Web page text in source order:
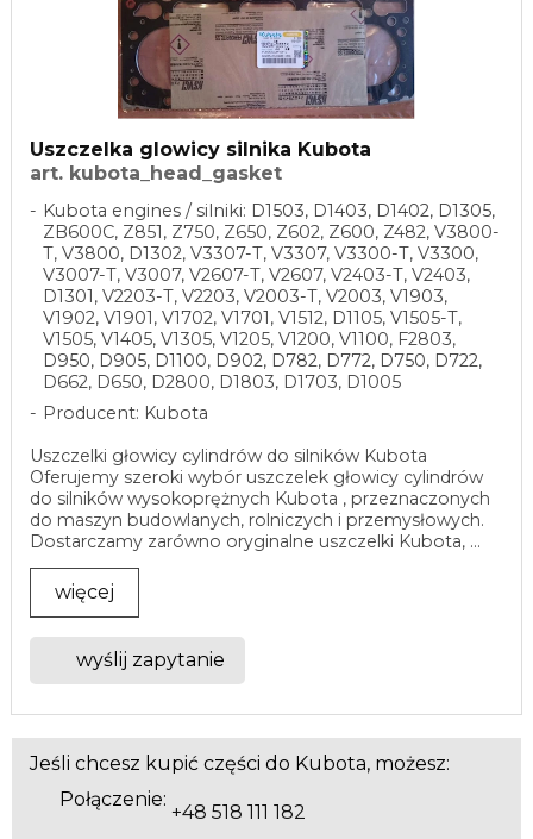
Uszczelka glowicy silnika Kubota
art. kubota_head_gasket
Kubota engines / silniki: D1503, D1403, D1402, D1305,
ZB600C, Z851, Z750, Z650, Z602, Z600, Z482, V3800-
T, V3800, D1302, V3307-T, V3307, V3300-T, V3300,
V3007-T, V3007, V2607-T, V2607, V2403-T, V2403,
D1301, V2203-T, V2203, V2003-T, V2003, V1903,
V1902, V1901, V1702, V1701, V1512, D1105, V1505-T,
V1505, V1405, V1305, V1205, V1200, V1100, F2803,
D950, D905, D1100, D902, D782, D772, D750, D722,
D662, D650, D2800, D1803, D1703, D1005
Producent: Kubota
Uszczelki głowicy cylindrów do silników Kubota
Oferujemy szeroki wybór uszczelek głowicy cylindrów
do silników wysokoprężnych Kubota , przeznaczonych
do maszyn budowlanych, rolniczych i przemysłowych.
Dostarczamy zarówno oryginalne uszczelki Kubota, ...
więcej
wyślij zapytanie
Jeśli chcesz kupić części do Kubota, możesz:
Połączenie:
+48 518 111 182